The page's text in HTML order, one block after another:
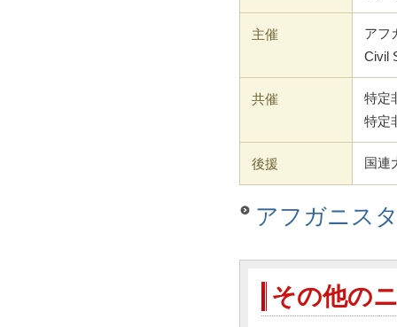
主催
アフ
Civil
共催
特定
特定
後援 国連
アフガニス
その他の